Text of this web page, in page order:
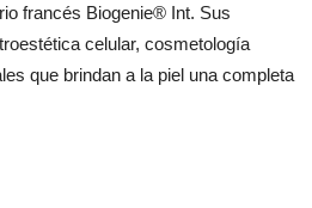
francés Biogenie® Int. Sus
celular, cosmetología
que brindan a la piel una completa